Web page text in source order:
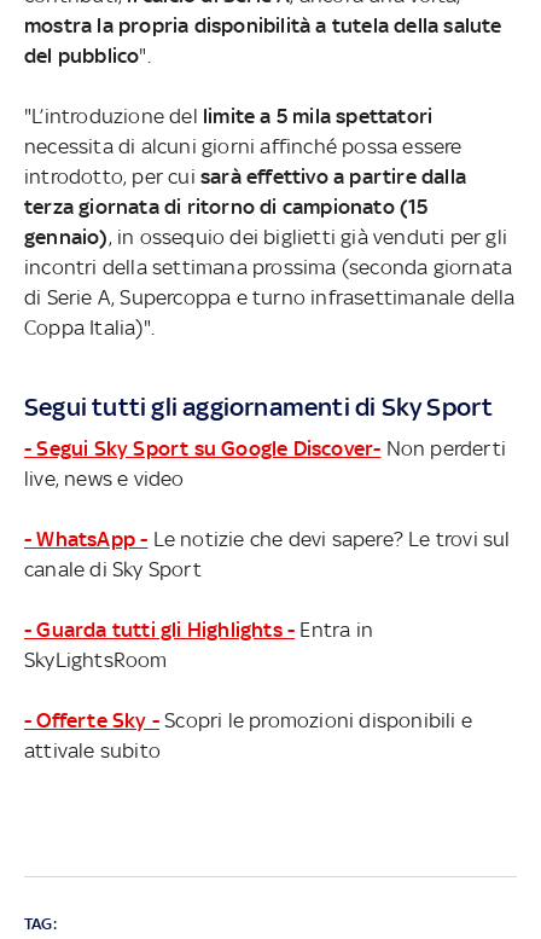
mostra la propria disponibilità a tutela della salute
del pubblico".
"L’introduzione del limite a 5 mila spettatori
necessita di alcuni giorni affinché possa essere
introdotto, per cui sarà effettivo a partire dalla
terza giornata di ritorno di campionato (15
gennaio), in ossequio dei biglietti già venduti per gli
incontri della settimana prossima (seconda giornata
di Serie A, Supercoppa e turno infrasettimanale della
Coppa Italia)".
Segui tutti gli aggiornamenti di Sky Sport
- Segui Sky Sport su Google Discover- Non perderti
live, news e video
- WhatsApp - Le notizie che devi sapere? Le trovi sul
canale di Sky Sport
- Guarda tutti gli Highlights - Entra in
SkyLightsRoom
- Offerte Sky - Scopri le promozioni disponibili e
attivale subito
TAG: